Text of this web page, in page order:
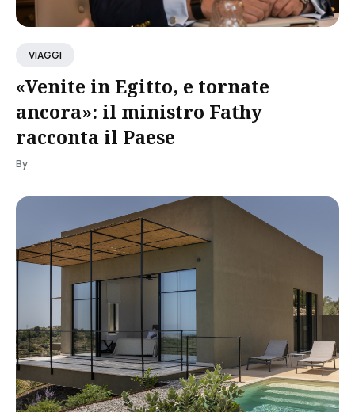
VIAGGI
«Venite in Egitto, e tornate
ancora»: il ministro Fathy
racconta il Paese
By